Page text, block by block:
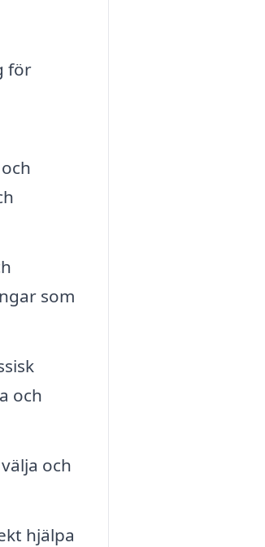
för
som
och
och
hjälpa